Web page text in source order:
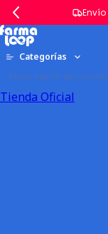
Envío
Categorías
Tienda Oficial